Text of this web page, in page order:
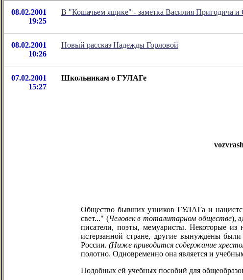
08.02.2001
19:25
В "Кошачьем ящике" - заметка Василия Пригодича
08.02.2001
10:26
Новый рассказ Надежды Горловой
07.02.2001
15:27
Школьникам о ГУЛАГе
Общество бывших узников ГУЛАГа и
свет..." (Человек в тоталитарном обществе),
писатели, поэты, мемуаристы. Некоторые
истерзанной стране, другие вынуждены
России. (Ниже приводится содержание
полотно. Одновременно она является и
Подобных ей учебных пособий для